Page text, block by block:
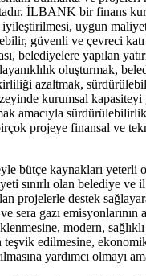
İLBANK bir finans
uygun
güvenli ve çevreci
belediyelere yapılan
oluşturmak,
azaltmak,
kurumsal
amacıyla
projeye finansal ve
bütçe kaynakları yeterli
sınırlı olan belediye ve
projelerle destek
sera gazı emisyonlarının
modern,
teşvik edilmesine,
yardımcı olmayı